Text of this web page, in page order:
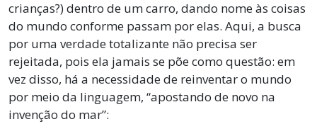
crianças?) dentro de um carro, dando nome às coisas
do mundo conforme passam por elas. Aqui, a busca
por uma verdade totalizante não precisa ser
rejeitada, pois ela jamais se põe como questão: em
vez disso, há a necessidade de reinventar o mundo
por meio da linguagem, “apostando de novo na
invenção do mar”: